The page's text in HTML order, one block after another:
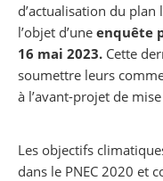
d’actualisation du
l’objet d’une enquête
16 mai 2023. Cette
soumettre leurs
à l’avant-projet de
Les objectifs
dans le PNEC 2020 et